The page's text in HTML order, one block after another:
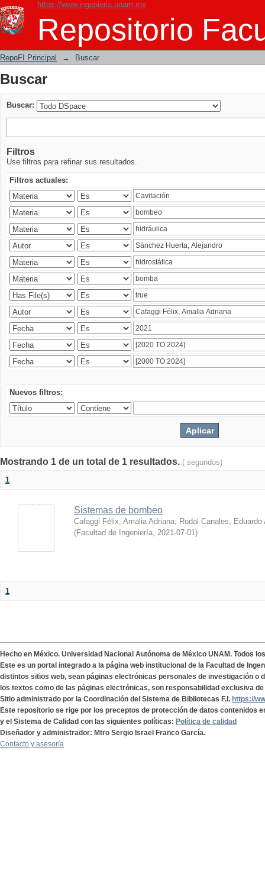
https://www.ingenieria.unam.mx
Repositorio
Buscar
RepoFI Principal → Buscar
Buscar
Buscar:
Filtros
Use filtros para refinar sus resultados.
Filtros actuales:
Nuevos filtros:
Mostrando 1 de un total de 1 resultados. ( segundos)
1
Sistemas de bombeo
Cafaggi Félix, Amalia Adriana; Rodal Canales, Eduardo
(Facultad de Ingeniería, 2021-07-01)
1
Hecho en México. Universidad Nacional Autónoma de México UNAM. Todos
Este es un portal integrado a la página web institucional de la Facultad de
distintos sitios web, sean páginas electrónicas personales de investigación o
los textos como de las páginas electrónicas, son responsabilidad exclusiva
Sitio administrado por la Coordinación del Sistema de Bibliotecas F.I. https://
Este repositorio se rige por los preceptos de protección de datos contenidos
y el Sistema de Calidad con las siguientes políticas: Política de calidad
Diseñador y administrador: Mtro Sergio Israel Franco García.
Contacto y asesoría